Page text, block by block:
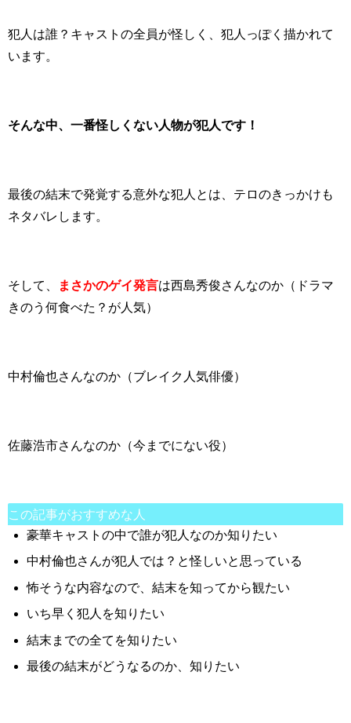
犯人は誰？キャストの全員が怪しく、犯人っぽく描かれて
います。
そんな中、一番怪しくない人物が犯人です！
最後の結末で発覚する意外な犯人とは、テロのきっかけも
ネタバレします。
そして、 まさかのゲイ発言は西島秀俊さんなのか（ドラマ
きのう何食べた？が人気）
中村倫也さんなのか（ブレイク人気俳優）
佐藤浩市さんなのか（今までにない役）
この記事がおすすめな人
豪華キャストの中で誰が犯人なのか知りたい
中村倫也さんが犯人では？と怪しいと思っている
怖そうな内容なので、結末を知ってから観たい
いち早く犯人を知りたい
結末までの全てを知りたい
最後の結末がどうなるのか、知りたい